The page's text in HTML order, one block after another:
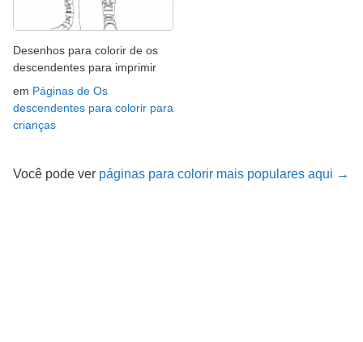
Desenhos para colorir de os
descendentes para imprimir
em Páginas de Os
descendentes para colorir para
crianças
Você pode ver páginas para colorir mais populares aqui →